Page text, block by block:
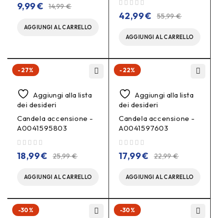
14,99€
9,99€
AGGIUNGI AL CARRELLO
55,99€
42,99€
AGGIUNGI AL CARRELLO
-27%
Aggiungi alla lista
dei desideri
Candela accensione -
A0041595803
25,99€
18,99€
AGGIUNGI AL CARRELLO
-22%
Aggiungi alla lista
dei desideri
Candela accensione -
A0041597603
22,99€
17,99€
AGGIUNGI AL CARRELLO
-30% -30%